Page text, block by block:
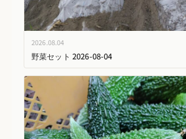
2026.08.04
野菜セット 2026-08-04